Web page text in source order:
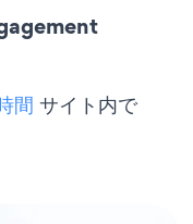
間 サイト内で